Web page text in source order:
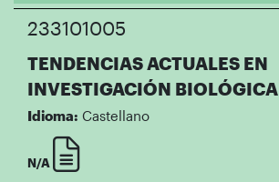
233101005
TENDENCIAS ACTUALES EN
INVESTIGACIÓN BIOLÓGICA
Idioma: Castellano
N/A